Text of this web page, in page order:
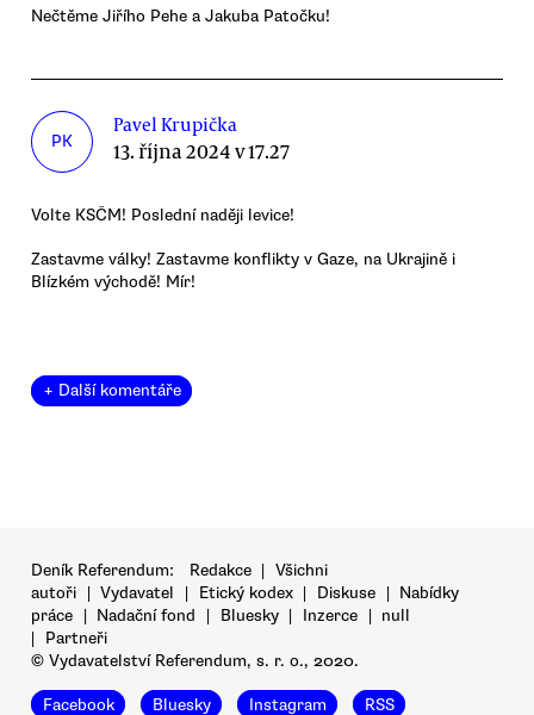
Nečtěme Jiřího Pehe a Jakuba Patočku!
PK
Pavel Krupička
13. října 2024 v 17.27
Volte KSČM! Poslední naději levice!
Zastavme války! Zastavme konflikty v Gaze, na Ukrajině i
Blízkém východě! Mír!
+ Další komentáře
Deník Referendum: Redakce | Všichni
autoři | Vydavatel | Etický kodex | Diskuse | Nabídky
práce | Nadační fond | Bluesky | Inzerce | null
|
Partneři
© Vydavatelství Referendum, s. r. o., 2020.
Facebook Bluesky Instagram RSS